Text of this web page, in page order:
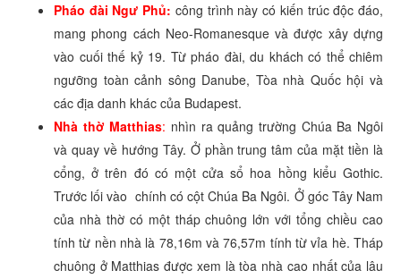
Pháo đài Ngư Phủ: công trình này có kiến trúc độc đáo,
mang phong cách Neo-Romanesque và được xây dựng
vào cuối thế kỷ 19. Từ pháo đài, du khách có thể chiêm
ngưỡng toàn cảnh sông Danube, Tòa nhà Quốc hội và
các địa danh khác của Budapest.
Nhà thờ Matthias: nhìn ra quảng trường Chúa Ba Ngôi
và quay về hướng Tây. Ở phần trung tâm của mặt tiền là
cổng, ở trên đó có một cửa sổ hoa hồng kiểu Gothic.
Trước lối vào chính có cột Chúa Ba Ngôi. Ở góc Tây Nam
của nhà thờ có một tháp chuông lớn với tổng chiều cao
tính từ nền nhà là 78,16m và 76,57m tính từ vỉa hè. Tháp
chuông ở Matthias được xem là tòa nhà cao nhất của lâu